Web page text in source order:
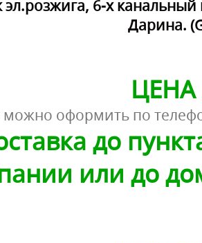
эл.розжига, 6-х
Дарина.
ЦЕНА
можно оформить по
до
или до